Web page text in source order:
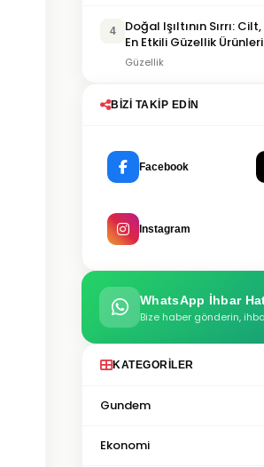
4
Doğal Işıltının Sırrı:
En Etkili Güzellik Ürünleri
Güzellik
BIZI TAKIP EDIN
Facebook
Instagram
WhatsApp İhbar
Bize haber gönderin,
KATEGORILER
Gundem
Ekonomi